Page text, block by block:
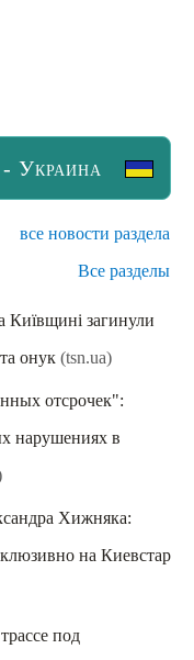
Украина
все новости раздела
Все разделы
загинули
онук (tsn.ua)
отсрочек":
нарушениях в
Хижняка:
на Киевстар
под